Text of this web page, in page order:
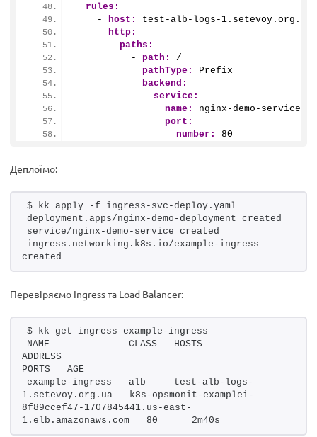
rules:
    -
host: test-alb-logs- 1. setevoy.org.ua
http:
paths:
          -
path:
/
pathType:
Prefix
backend:
service:
name:
nginx-demo-service
port:
number:
80
Деплоїмо:
$ kk apply -f ingress-svc-deploy.yaml
deployment.apps/nginx-demo-deployment created
service/nginx-demo-service created
ingress.networking.k8s.io/example-ingress
created
Перевіряємо Ingress та Load Balancer:
$ kk get ingress example-ingress
NAME              CLASS   HOSTS
ADDRESS
PORTS   AGE
example-ingress   alb     test-alb-logs-
1.setevoy.org.ua   k8s-opsmonit-examplei-
8f89ccef47-1707845441.us-east-
1.elb.amazonaws.com   80      2m40s